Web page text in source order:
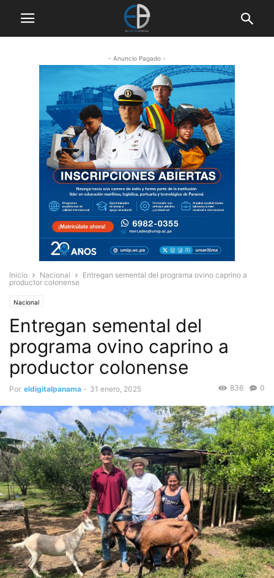
- Anuncio Pagado -
Inicio Nacional
Entregan semental del programa ovino caprino a
productor colonense
Nacional
Entregan semental del
programa ovino caprino a
productor colonense
Por eldigitalpanama - 31 enero, 2025 0
836